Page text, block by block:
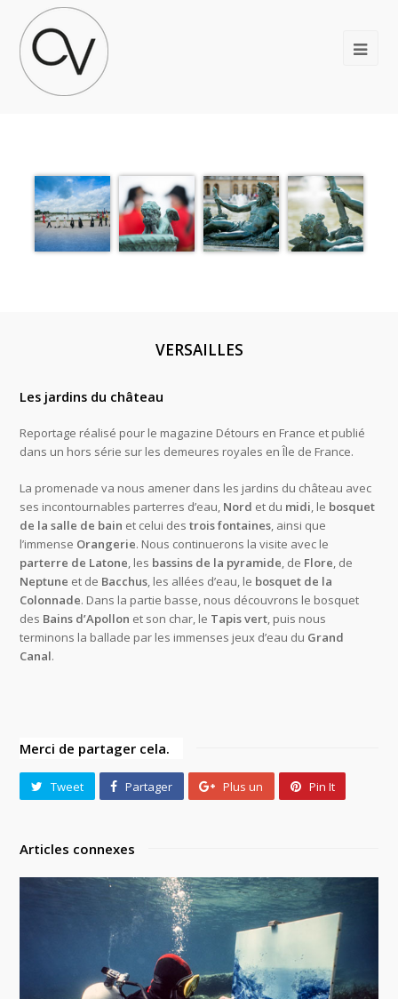
VERSAILLES
Les jardins du château
Reportage réalisé pour le magazine Détours en France et publié
dans un hors série sur les demeures royales en Île de France.
La promenade va nous amener dans les jardins du château avec
ses incontournables parterres d’eau, Nord et du midi , le bosquet
de la salle de bain et celui destrois fontaines , ainsi que
l’immense Orangerie. Nous continuerons la visite avec le
parterre de Latone , les bassins de la pyramide , de Flore , de
Neptune et de Bacchus , les allées d’eau, le bosquet de la
Colonnade. Dans la partie basse, nous découvrons le bosquet
des Bains d’Apollon et son char, le Tapis vert , puis nous
terminons la ballade par les immenses jeux d’eau du Grand
Canal.
Merci de partager cela.
Tweet Partager Plus un Pin It
Articles connexes